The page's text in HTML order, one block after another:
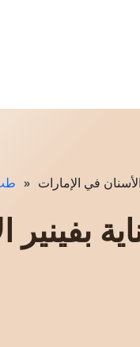
طب » في الإمارات